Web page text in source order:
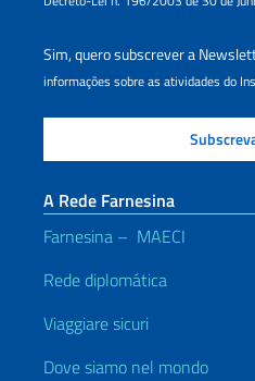
Sim, quero subscrever a
informações sobre as atividades do
A Rede Farnesina
Farnesina – MAECI
Rede diplomática
Viaggiare sicuri
Dove siamo nel mondo